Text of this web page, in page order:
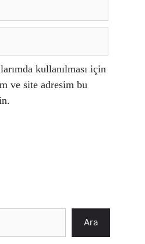
kullanılması için
ve site adresim bu
Ara